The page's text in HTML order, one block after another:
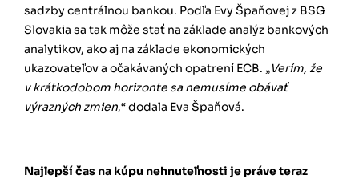
sadzby centrálnou bankou. Podľa Evy Špaňovej z BSG
Slovakia sa tak môže stať na základe analýz bankových
analytikov, ako aj na základe ekonomických
ukazovateľov a očakávaných opatrení ECB. „Verím, že
v krátkodobom horizonte sa nemusíme obávať
výrazných zmien,“ dodala Eva Špaňová.
Najlepší čas na kúpu nehnuteľnosti je práve teraz